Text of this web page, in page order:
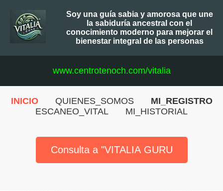
Soy una guía sabia y amorosa que une
la sabiduría ancestral con el
conocimiento moderno para mejorar el
bienestar integral de las personas
www.centrotenoch.com/vitalia
INICIO QUIENES_SOMOS
MI_REGISTRO
ESCANEO_VITAL
MI_HISTORIAL
Consulta a "VITALIA GURU